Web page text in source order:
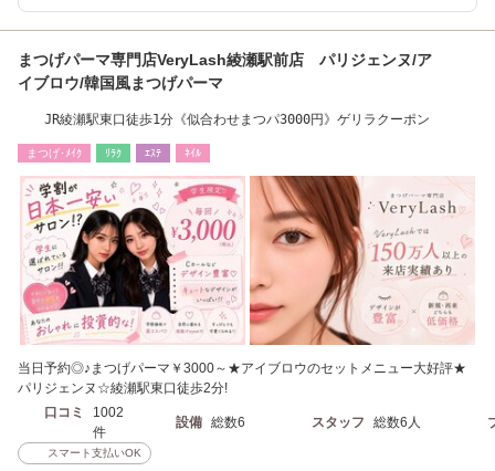
まつげパーマ専門店VeryLash綾瀬駅前店 パリジェンヌ/ア
イブロウ/韓国風まつげパーマ
JR綾瀬駅東口徒歩1分《似合わせまつパ3000円》ゲリラクーポン
まつげ･ﾒｲｸ ﾘﾗｸ ｴｽﾃ ﾈｲﾙ
当日予約◎♪まつげパーマ￥3000～★アイブロウのセットメニュー大好評★
パリジェンヌ☆綾瀬駅東口徒歩2分!
口コミ
1002
件
設備 総数6 スタッフ 総数6人
スマート支払いOK